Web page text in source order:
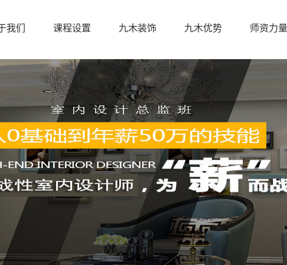
我们 课程设置 九木装饰 九木优势 师资力量